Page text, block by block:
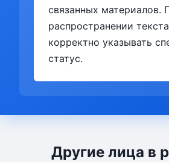
связанных материалов.
распространении
корректно указывать
статус.
Другие лица в